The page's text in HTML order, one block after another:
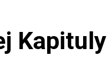
Kapituly